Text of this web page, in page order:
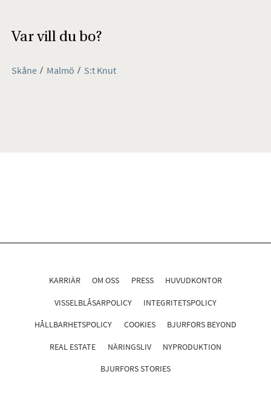
Var vill du bo?
Skåne Malmö S:t Knut
KARRIÄR OM OSS PRESS HUVUDKONTOR
VISSELBLÅSARPOLICY INTEGRITETSPOLICY
HÅLLBARHETSPOLICY COOKIES BJURFORS BEYOND
REAL ESTATE NÄRINGSLIV NYPRODUKTION
BJURFORS STORIES